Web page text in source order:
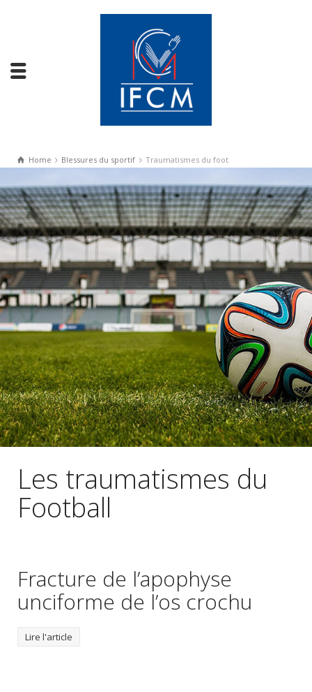
Home Blessures du sportif Traumatismes du foot
Les traumatismes du
Football
Fracture de l’apophyse
unciforme de l’os crochu
Lire l'article